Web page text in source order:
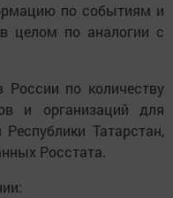
по событиям и
целом по аналогии с
России по количеству
и организаций для
Татарстан,
Росстата.